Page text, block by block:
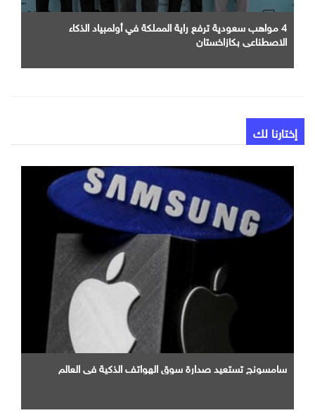
4 مواهب سعودية ترفع راية المملكة في أولمبياد الذكاء
الاصطناعي بكازاخستان
إختارنا لك
سامسونج تستعيد صدارة سوق الهواتف الذكية في العالم